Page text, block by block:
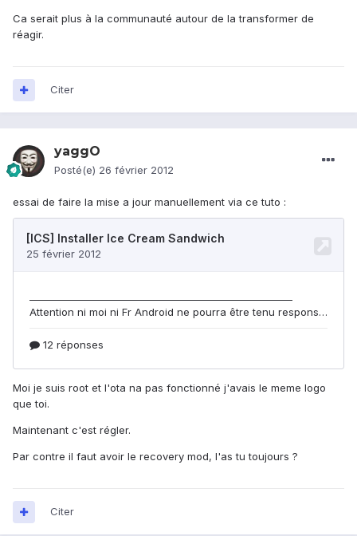
Ca serait plus à la communauté autour de la transformer de
réagir.
Citer
yaggO
Posté(e) 26 février 2012
essai de faire la mise a jour manuellement via ce tuto :
Moi je suis root et l'ota na pas fonctionné j'avais le meme logo
que toi.
Maintenant c'est régler.
Par contre il faut avoir le recovery mod, l'as tu toujours ?
Citer